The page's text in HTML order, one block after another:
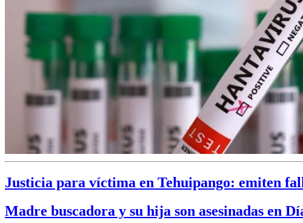
Justicia para víctima en Tehuipango: emiten
Madre buscadora y su hija son asesinadas en